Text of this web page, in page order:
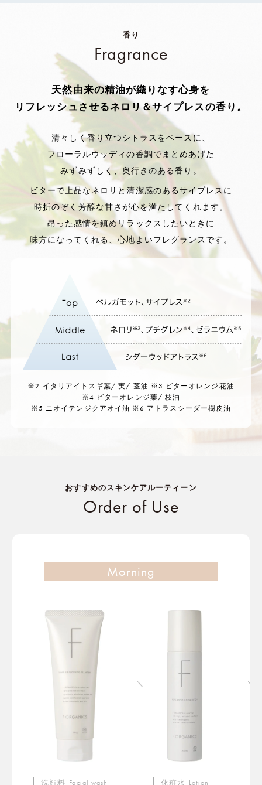
香り
Fragrance
天然由来の精油が織りなす心身を
リフレッシュさせるネロリ＆サイプレスの香り。
清々しく香り立つシトラスをベースに、
フローラルウッディの香調でまとめあげた
みずみずしく、奥行きのある香り。
ビターで上品なネロリと清潔感のあるサイプレスに
時折のぞく芳醇な甘さが心を満たしてくれます。
昂った感情を鎮めリラックスしたいときに
味方になってくれる、心地よいフレグランスです。
※2 イタリアイトスギ葉/ 実/ 茎油 ※3 ビターオレンジ花油
※4 ビターオレンジ葉/ 枝油
※5 ニオイテンジクアオイ油 ※6 アトラスシーダー樹皮油
おすすめのスキンケアルーティーン
Order of Use
Morning
洗顔料 Facial wash 化粧水 Lotion